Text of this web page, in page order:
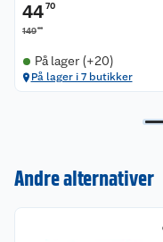
4470
14900
På lager (+20)
På lager i 7 butikker
Andre alternativer
Våre butikker
Kundeservice
Reklamasjon og garanti